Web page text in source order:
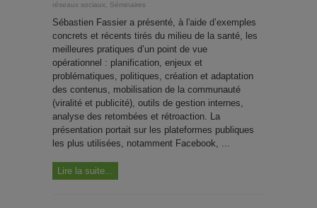
réseaux sociaux
Séminaires
Sébastien Fassier a présenté, à l'aide d’exemples
concrets et récents tirés du milieu de la santé, les
meilleures pratiques d’un point de vue
opérationnel : planification, enjeux et
problématiques, politiques, création et adaptation
des contenus, mobilisation de la communauté
(viralité et publicité), outils de gestion internes,
analyse des retombées et rétroaction. La
présentation portait sur les plateformes publiques
les plus utilisées, notamment Facebook, ...
Lire la suite...